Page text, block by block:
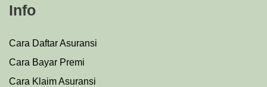
Info
Cara Daftar Asuransi
Cara Bayar Premi
Cara Klaim Asuransi